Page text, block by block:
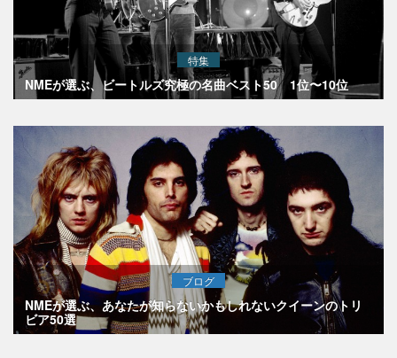
特集
NMEが選ぶ、ビートルズ究極の名曲ベスト50 1位〜10位
ブログ
NMEが選ぶ、あなたが知らないかもしれないクイーンのトリ
ビア50選